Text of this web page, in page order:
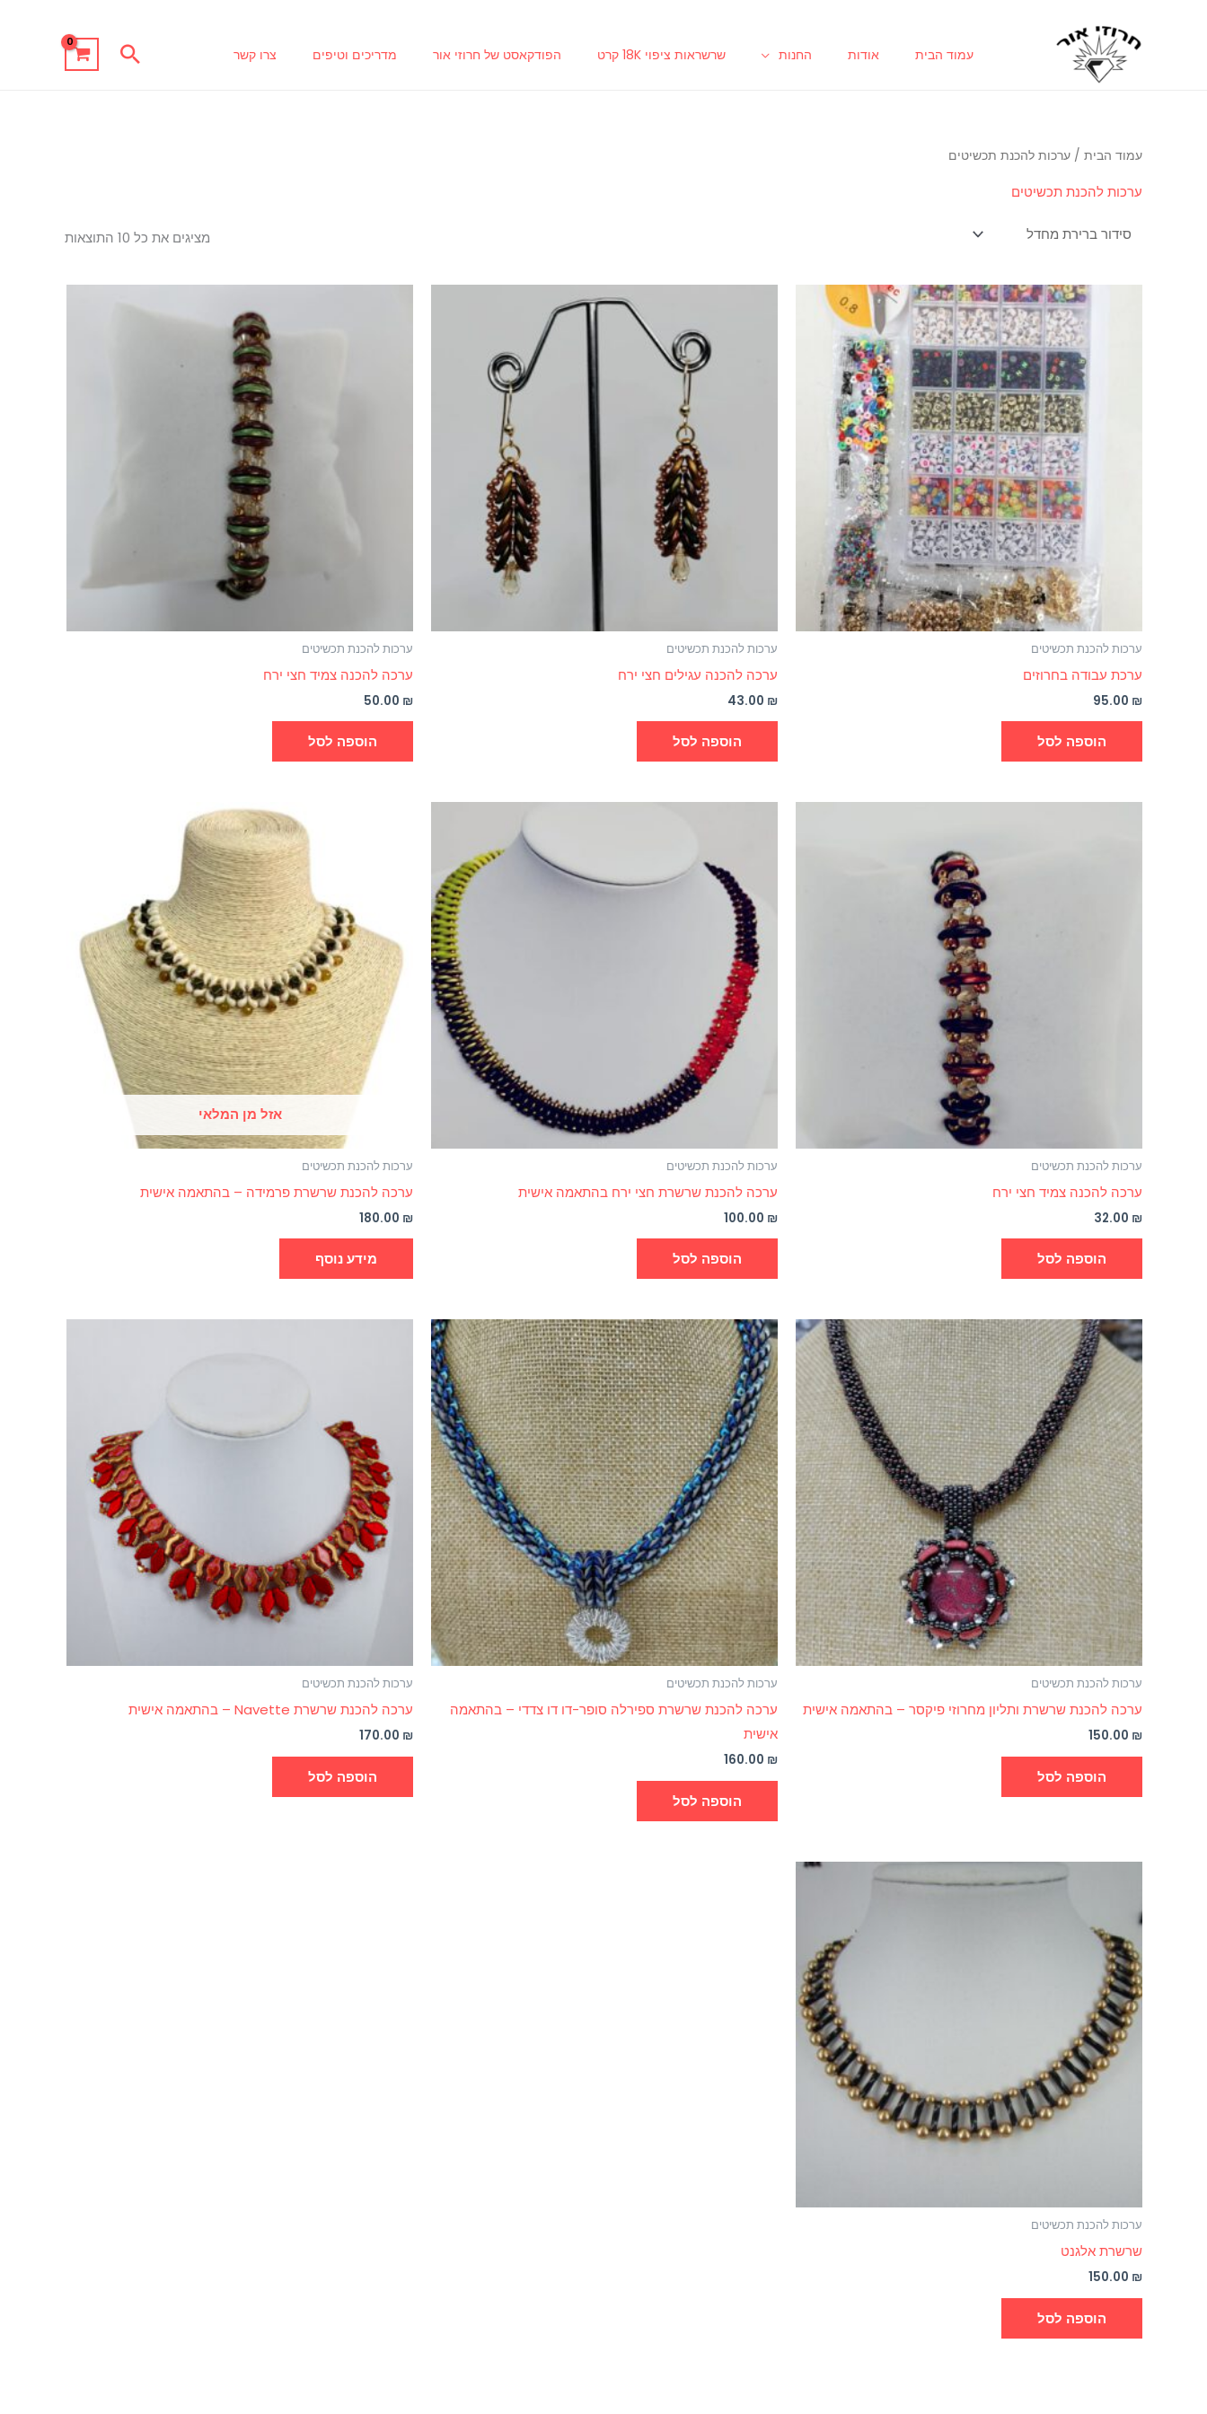
עמוד הבית אודות החנות שרשראות ציפוי 18K קרט הפודקאסט של חרוזי אור מדריכים וטיפים צרו קשר חיפוש
עמוד הבית / ערכות להכנת תכשיטים
ערכות להכנת תכשיטים
מציגים את כל ⁦10⁩ התוצאות
ערכות להכנת תכשיטים
ערכת עבודה בחרוזים
95.00 ₪
הוספה לסל
ערכות להכנת תכשיטים
ערכה להכנה עגילים חצי ירח
43.00 ₪
הוספה לסל
ערכות להכנת תכשיטים
ערכה להכנה צמיד חצי ירח
50.00 ₪
הוספה לסל
ערכות להכנת תכשיטים
ערכה להכנה צמיד חצי ירח
32.00 ₪
הוספה לסל
ערכות להכנת תכשיטים
ערכה להכנת שרשרת חצי ירח בהתאמה אישית
100.00 ₪
הוספה לסל
אזל מן המלאי
ערכות להכנת תכשיטים
ערכה להכנת שרשרת פרמידה – בהתאמה אישית
180.00 ₪
מידע נוסף
ערכות להכנת תכשיטים
ערכה להכנת שרשרת ותליון מחרוזי פיקסר – בהתאמה אישית
150.00 ₪
הוספה לסל
ערכות להכנת תכשיטים
ערכה להכנת שרשרת ספירלה סופר-דו דו צדדי – בהתאמה
אישית
160.00 ₪
הוספה לסל
ערכות להכנת תכשיטים
ערכה להכנת שרשרת Navette – בהתאמה אישית
170.00 ₪
הוספה לסל
ערכות להכנת תכשיטים
שרשרת אלגנט
150.00 ₪
הוספה לסל